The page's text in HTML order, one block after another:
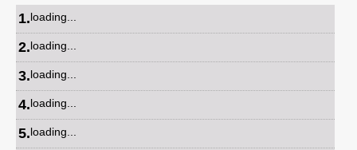
1.loading...
2.loading...
3.loading...
4.loading...
5.loading...